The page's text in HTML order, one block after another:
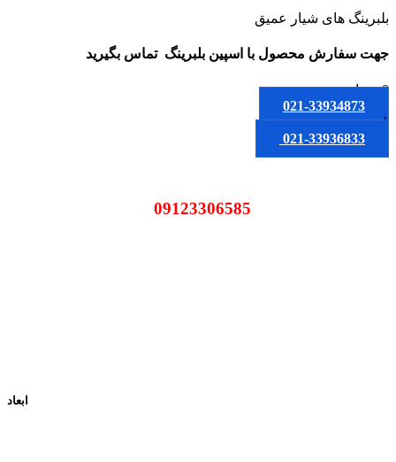
بلبرینگ های شیار عمیق
جهت سفارش محصول با اسپین بلبرینگ تماس بگیرید
0 تومان
021-33934873
یا
021-33936833
ابعاد